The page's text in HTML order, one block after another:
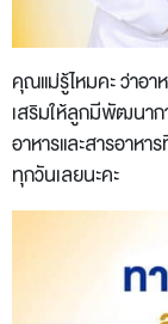
คุณแม่รู้ไหมคะ ว่าอ
เสริมให้ลูกมีพัฒนา
อาหารและสารอาห
ทุกวันเลยนะคะ